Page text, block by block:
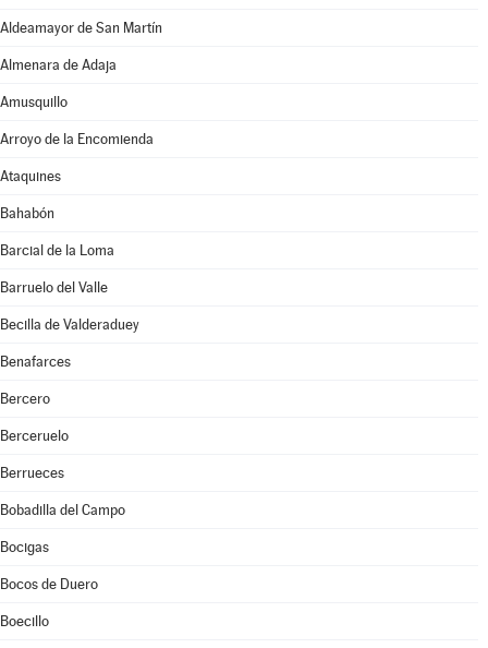
Aldeamayor de San Martín
Almenara de Adaja
Amusquillo
Arroyo de la Encomienda
Ataquines
Bahabón
Barcial de la Loma
Barruelo del Valle
Becilla de Valderaduey
Benafarces
Bercero
Berceruelo
Berrueces
Bobadilla del Campo
Bocigas
Bocos de Duero
Boecillo